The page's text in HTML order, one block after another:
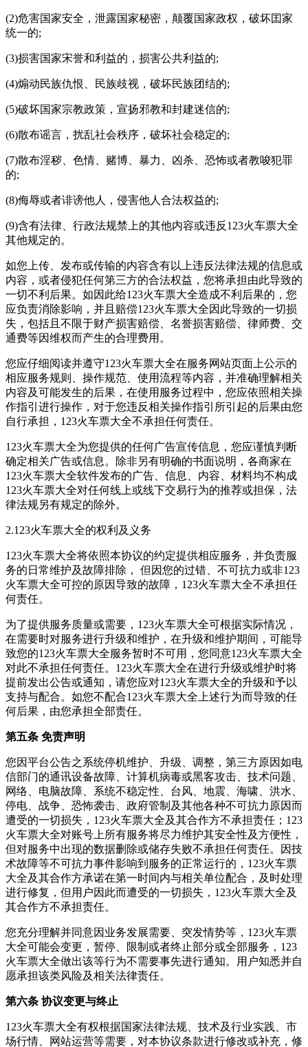
(2)危害国家安全，泄露国家秘密，颠覆国家政权，破坏囯家
统一的;
(3)损害国家宋誉和利益的，损害公共利益的;
(4)煽动民族仇恨、民族歧视，破坏民族团结的;
(5)破坏国家宗教政策，宣扬邪教和封建迷信的;
(6)散布谣言，扰乱社会秩序，破坏社会稳定的;
(7)散布淫秽、色情、赌博、暴力、凶杀、恐怖或者教唆犯罪
的;
(8)侮辱或者诽谤他人，侵害他人合法权益的;
(9)含有法律、行政法规禁上的其他内容或违反123火车票大全
其他规定的。
如您上传、发布或传输的内容含有以上违反法律法规的信息或
内容，或者侵犯任何第三方的合法权益，您将承担由此导致的
一切不利后果。如因此给123火车票大全造成不利后果的，您
应负责消除影响，并且赔偿123火车票大全因此导致的一切损
失，包括且不限于财产损害赔偿、名誉损害赔偿、律师费、交
通费等因维权而产生的合理费用。
您应仔细阅读并遵守123火车票大全在服务网站页面上公示的
相应服务规则、操作规范、使用流程等内容，并准确理解相关
内容及可能发生的后果，在使用服务过程中，您应依照相关操
作指引进行操作，对于您违反相关操作指引所引起的后果由您
自行承担，123火车票大全不承担任何责任。
123火车票大全为您提供的任何广告宣传信息，您应谨慎判断
确定相关广告或信息。除非另有明确的书面说明，各商家在
123火车票大全软件发布的广告、信息、内容、材料均不构成
123火车票大全对任何线上或线下交易行为的推荐或担保，法
律法规另有规定的除外。
2.123火车票大全的权利及义务
123火车票大全将依照本协议的约定提供相应服务，并负责服
务的日常维护及故障排除， 但因您的过错、不可抗力或非123
火车票大全可控的原因导致的故障，123火车票大全不承担任
何责任。
为了提供服务质量或需要，123火车票大全可根据实际情况，
在需要时对服务进行升级和维护，在升级和维护期间，可能导
致您的123火车票大全服务暂时不可用，您同意123火车票大全
对此不承担任何责任。123火车票大全在进行升级或维护时将
提前发出公告或通知，请您应对123火车票大全的升级和予以
支持与配合。如您不配合123火车票大全上述行为而导致的任
何后果，由您承担全部责任。
第五条 免责声明
您因平台公告之系统停机维护、升级、调整，第三方原因如电
信部门的通讯设备故障、计算机病毒或黑客攻击、技术问题、
网络、电脑故障、系统不稳定性、台风、地震、海啸、洪水、
停电、战争、恐怖袭击、政府管制及其他各种不可抗力原因而
遭受的一切损失，123火车票大全及其合作方不承担责任；123
火车票大全对账号上所有服务将尽力维护其安全性及方便性，
但对服务中出现的数据删除或储存失败不承担任何责任。因技
术故障等不可抗力事件影响到服务的正常运行的，123火车票
大全及其合作方承诺在第一时间内与相关单位配合，及时处理
进行修复，但用户因此而遭受的一切损失，123火车票大全及
其合作方不承担责任。
您充分理解并同意因业务发展需要、突发情势等，123火车票
大全可能会变更，暂停、限制或者终止部分或全部服务，123
火车票大全做出该等行为不需要事先进行通知。用户知悉并自
愿承担该类风险及相关法律责任。
第六条 协议变更与终止
123火车票大全有权根据国家法律法规、技术及行业实践、市
场行情、网站运营等需要，对本协议条款进行修改或补充，修